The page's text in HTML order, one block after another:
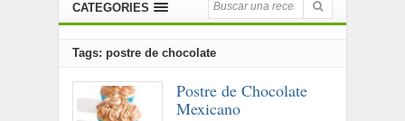
CATEGORIES
Tags: postre de chocolate
Postre de Chocolate
Mexicano